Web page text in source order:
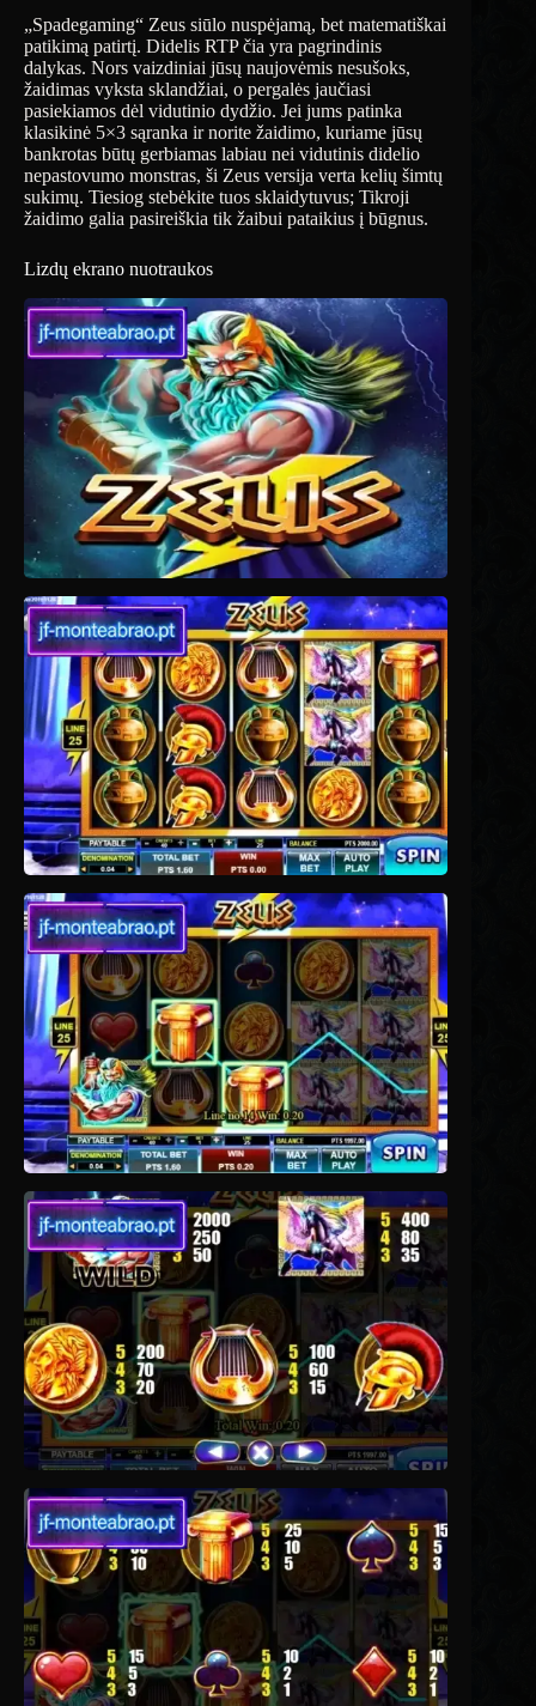
„Spadegaming“ Zeus siūlo nuspėjamą, bet matematiškai
patikimą patirtį. Didelis RTP čia yra pagrindinis
dalykas. Nors vaizdiniai jūsų naujovėmis nesušoks,
žaidimas vyksta sklandžiai, o pergalės jaučiasi
pasiekiamos dėl vidutinio dydžio. Jei jums patinka
klasikinė 5×3 sąranka ir norite žaidimo, kuriame jūsų
bankrotas būtų gerbiamas labiau nei vidutinis didelio
nepastovumo monstras, ši Zeus versija verta kelių šimtų
sukimų. Tiesiog stebėkite tuos sklaidytuvus; Tikroji
žaidimo galia pasireiškia tik žaibui pataikius į būgnus.
Lizdų ekrano nuotraukos